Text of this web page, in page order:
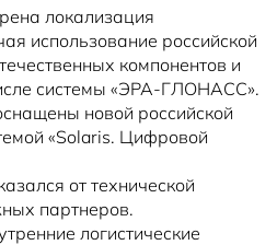
локализация
использование российской
компонентов и
системы «ЭРА-ГЛОНАСС».
новой российской
«Solaris. Цифровой
от технической
партнеров.
логистические